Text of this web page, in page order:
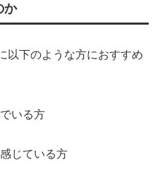
か
以下のような方におすすめ
いる方
じている方